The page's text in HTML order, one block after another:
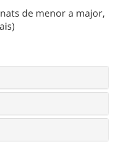
de menor a major,